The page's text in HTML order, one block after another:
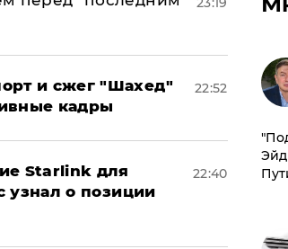
и сжег "Шахед"
кадры
22:52
Starlink для
узнал о позиции
22:40